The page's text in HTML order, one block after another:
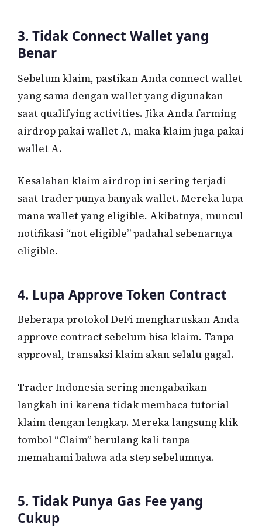
3. Tidak Connect Wallet yang
Benar
Sebelum klaim, pastikan Anda connect wallet
yang sama dengan wallet yang digunakan
saat qualifying activities. Jika Anda farming
airdrop pakai wallet A, maka klaim juga pakai
wallet A.
Kesalahan klaim airdrop ini sering terjadi
saat trader punya banyak wallet. Mereka lupa
mana wallet yang eligible. Akibatnya, muncul
notifikasi “not eligible” padahal sebenarnya
eligible.
4. Lupa Approve Token Contract
Beberapa protokol DeFi mengharuskan Anda
approve contract sebelum bisa klaim. Tanpa
approval, transaksi klaim akan selalu gagal.
Trader Indonesia sering mengabaikan
langkah ini karena tidak membaca tutorial
klaim dengan lengkap. Mereka langsung klik
tombol “Claim” berulang kali tanpa
memahami bahwa ada step sebelumnya.
5. Tidak Punya Gas Fee yang
Cukup